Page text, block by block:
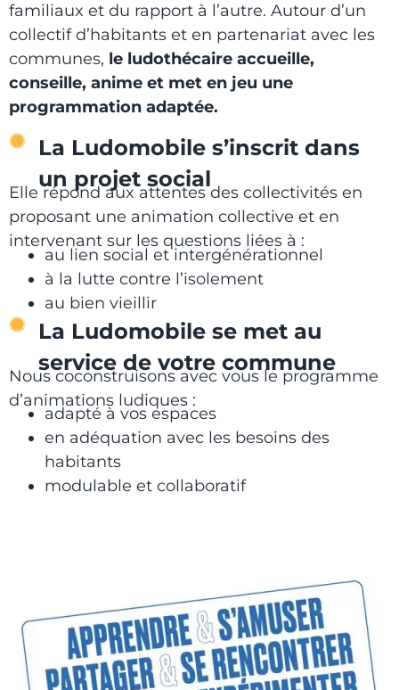
familiaux et du rapport à l’autre. Autour d’un
collectif d’habitants et en partenariat avec les
communes, le ludothécaire accueille,
conseille, anime et met en jeu une
programmation adaptée.
La Ludomobile s’inscrit dans
un projet social
Elle répond aux attentes des collectivités en
proposant une animation collective et en
intervenant sur les questions liées à :
au lien social et intergénérationnel
à la lutte contre l’isolement
au bien vieillir
La Ludomobile se met au
service de votre commune
Nous coconstruisons avec vous le programme
d’animations ludiques :
adapté à vos espaces
en adéquation avec les besoins des
habitants
modulable et collaboratif